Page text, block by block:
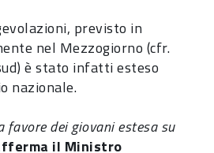
previsto in
nel Mezzogiorno (cfr.
è stato infatti esteso
nazionale.
favore dei giovani estesa su
il Ministro